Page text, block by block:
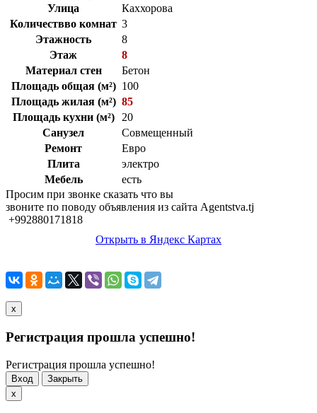
Улица
Каххорова
Количествво комнат 3
Этажность
8
Этаж
8
Материал стен
Бетон
Площадь общая (м²) 100
Площадь жилая (м²) 85
Площадь кухни (м²)
20
Санузел
Совмещенный
Ремонт
Евро
Плита
электро
Мебель
есть
Просим при звонке сказать что вы
звоните по поводу объявления из сайта Agentstva.tj
+992880171818
Открыть в Яндекс Картах
x
Регистрация прошла успешно!
Регистрация прошла успешно!
Вход
Закрыть
x